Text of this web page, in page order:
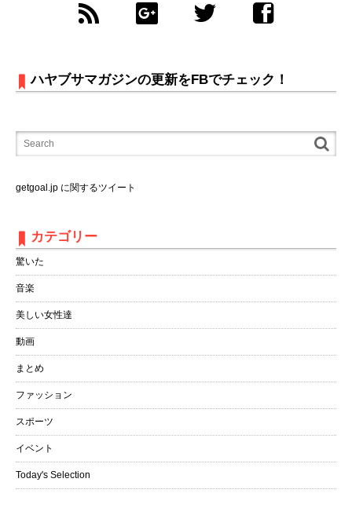
ハヤブサマガジンの更新をFBでチェック！
getgoal.jp に関するツイート
カテゴリー
驚いた
音楽
美しい女性達
動画
まとめ
ファッション
スポーツ
イベント
Today's Selection